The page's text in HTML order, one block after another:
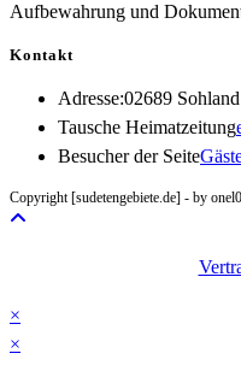
Aufbewahrung und
Kontakt
Adresse:02689
Tausche Heimatzeitung
Besucher der Seite
Copyright [sudetengebiete.de] - by
×
×